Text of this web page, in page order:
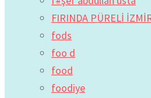
FIRINDA PÜRELİ
fods
foo d
food
foodiye